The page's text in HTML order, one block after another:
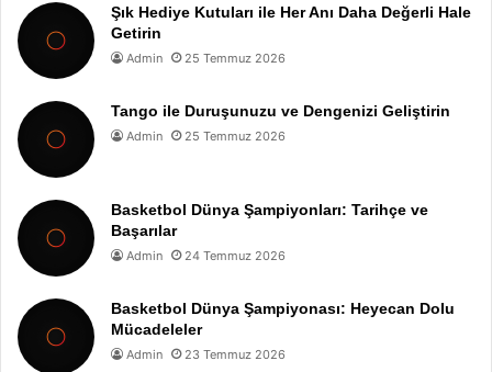
Şık Hediye Kutuları ile Her Anı Daha Değerli Hale
Getirin
Admin 25 Temmuz 2026
Tango ile Duruşunuzu ve Dengenizi Geliştirin
Admin 25 Temmuz 2026
Basketbol Dünya Şampiyonları: Tarihçe ve
Başarılar
Admin 24 Temmuz 2026
Basketbol Dünya Şampiyonası: Heyecan Dolu
Mücadeleler
Admin 23 Temmuz 2026